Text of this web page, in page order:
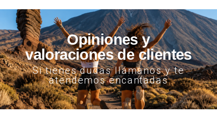
Opiniones y
valoraciones de clientes
Si tienes dudas llámanos y te
atendemos encantadas